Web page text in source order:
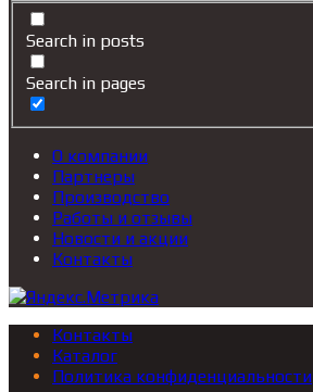
Search in posts
Search in pages
О компании
Партнеры
Производство
Работы и отзывы
Новости и акции
Контакты
Контакты
Каталог
Политика конфиденциальности